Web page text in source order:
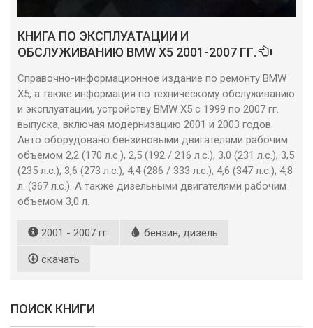
КНИГА ПО ЭКСПЛУАТАЦИИ И
ОБСЛУЖИВАНИЮ BMW X5 2001-2007 ГГ.
Справочно-информационное издание по ремонту BMW
X5, а также информация по техническому обслуживанию
и эксплуатации, устройству BMW X5 с 1999 по 2007 гг.
выпуска, включая модернизацию 2001 и 2003 годов.
Авто оборудовано бензиновыми двигателями рабочим
объемом 2,2 (170 л.с.), 2,5 (192 / 216 л.с.), 3,0 (231 л.с.), 3,5
(235 л.с.), 3,6 (273 л.с.), 4,4 (286 / 333 л.с.), 4,6 (347 л.с.), 4,8
л. (367 л.с.). А также дизельными двигателями рабочим
объемом 3,0 л.
2001 - 2007 гг. бензин, дизель
скачать
ПОИСК КНИГИ